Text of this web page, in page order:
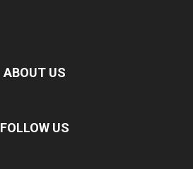
ABOUT US
FOLLOW US